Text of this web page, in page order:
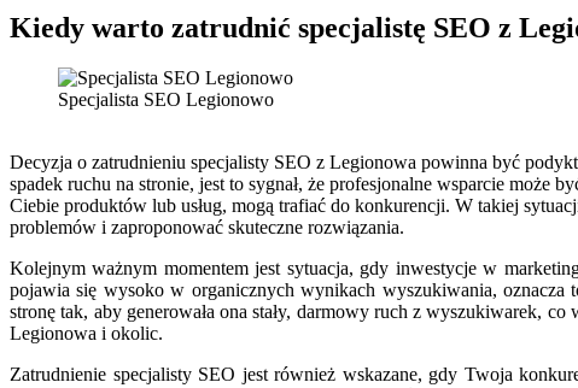
Kiedy warto zatrudnić specjalistę SEO z
Specjalista SEO Legionowo
Decyzja o zatrudnieniu specjalisty SEO z Legionowa powinna być
spadek ruchu na stronie, jest to sygnał, że profesjonalne wsparcie
Ciebie produktów lub usług, mogą trafiać do konkurencji. W takiej
problemów i zaproponować skuteczne rozwiązania.
Kolejnym ważnym momentem jest sytuacja, gdy inwestycje w
pojawia się wysoko w organicznych wynikach wyszukiwania, oznacza
stronę tak, aby generowała ona stały, darmowy ruch z wyszukiwarek,
Legionowa i okolic.
Zatrudnienie specjalisty SEO jest również wskazane, gdy Twoja